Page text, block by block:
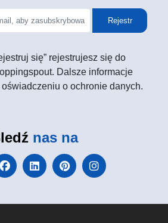
Rejestr
się” rejestrujesz się do
Dalsze informacje
o ochronie danych.
nas na